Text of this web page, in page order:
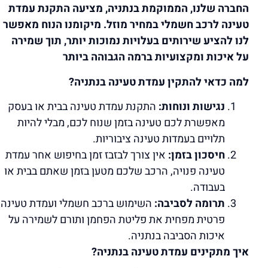
החברה שלנו, הממוקמת בנתניה, מציעה התקנת עמדת
טעינה לרכב חשמלי במחיר מוזל. מיקומנו הנוח מאפשר
לנו להציע שירותים בעלויות נמוכות יותר, תוך שמירה
על איכות ומקצועיות ברמה הגבוהה ביותר
למה כדאי להתקין עמדת טעינה בנתניה?
נגישות ונוחות: התקנת עמדת טעינה בבית או בעסק
מאפשרת לכם טעינה בזמן שנוח לכם, מבלי להיות
תלויים בעמדות טעינה ציבוריות.
חיסכון בזמן: אין צורך לבזבז זמן בחיפוש אחר עמדת
טעינה פנויה, הרכב שלכם מטען בזמן שאתם בבית או
בעבודה.
תרומה לסביבה: השימוש ברכב חשמלי ועמדת טעינה
פרטית מפחית את פליטת הפחמן ותורם לשמירה על
איכות הסביבה בנתניה.
איך מתקינים עמדת טעינה בנתניה?